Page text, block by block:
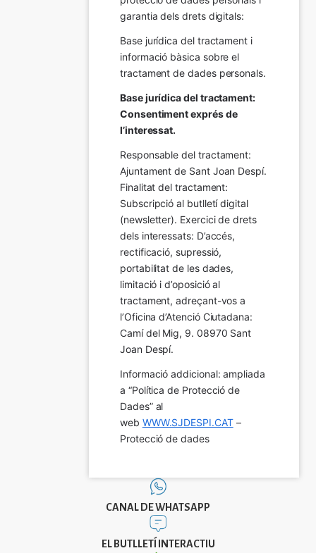
garantia dels drets digitals:
Base jurídica del tractament i
informació bàsica sobre el
tractament de dades personals.
Base jurídica del tractament:
Consentiment exprés de
l’interessat.
Responsable del tractament:
Ajuntament de Sant Joan Despí.
Finalitat del tractament:
Subscripció al butlletí digital
(newsletter). Exercici de drets
dels interessats: D’accés,
rectificació, supressió,
portabilitat de les dades,
limitació i d’oposició al
tractament, adreçant-vos a
l’Oficina d’Atenció Ciutadana:
Camí del Mig, 9. 08970 Sant
Joan Despí.
Informació addicional: ampliada
a “Política de Protecció de
Dades” al
web WWW.SJDESPI.CAT –
Protecció de dades
CANAL DE WHATSAPP
EL BUTLLETÍ INTERACTIU